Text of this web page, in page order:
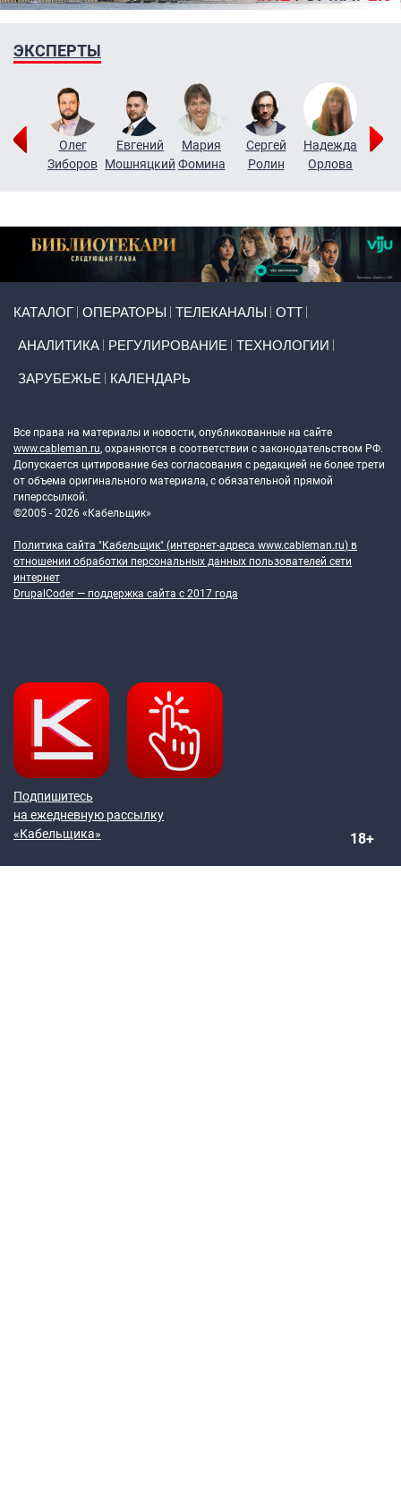
ЭКСПЕРТЫ
Олег
Зиборов
Евгений
Мошняцкий
Мария
Фомина
Сергей
Ролин
Надежда
Орлова
КАТАЛОГ ОПЕРАТОРЫ ТЕЛЕКАНАЛЫ ОТТ
АНАЛИТИКА РЕГУЛИРОВАНИЕ ТЕХНОЛОГИИ
ЗАРУБЕЖЬЕ КАЛЕНДАРЬ
Все права на материалы и новости, опубликованные на сайте
www.cableman.ru, охраняются в соответствии с законодательством РФ.
Допускается цитирование без согласования с редакцией не более трети
от объема оригинального материала, с обязательной прямой
гиперссылкой.
©2005 - 2026 «Кабельщик»
Политика сайта "Кабельщик" (интернет-адреса www.cableman.ru) в
отношении обработки персональных данных пользователей сети
интернет
DrupalCoder — поддержка сайта c 2017 года
Подпишитесь
на ежедневную рассылку
«Кабельщика»